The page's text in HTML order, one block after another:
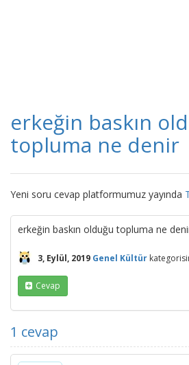
erkeğin baskın
topluma ne denir
Yeni soru cevap platformumuz yayında
erkeğin baskın olduğu topluma ne
3, Eylül, 2019 Genel Kültür
Cevap
1 cevap